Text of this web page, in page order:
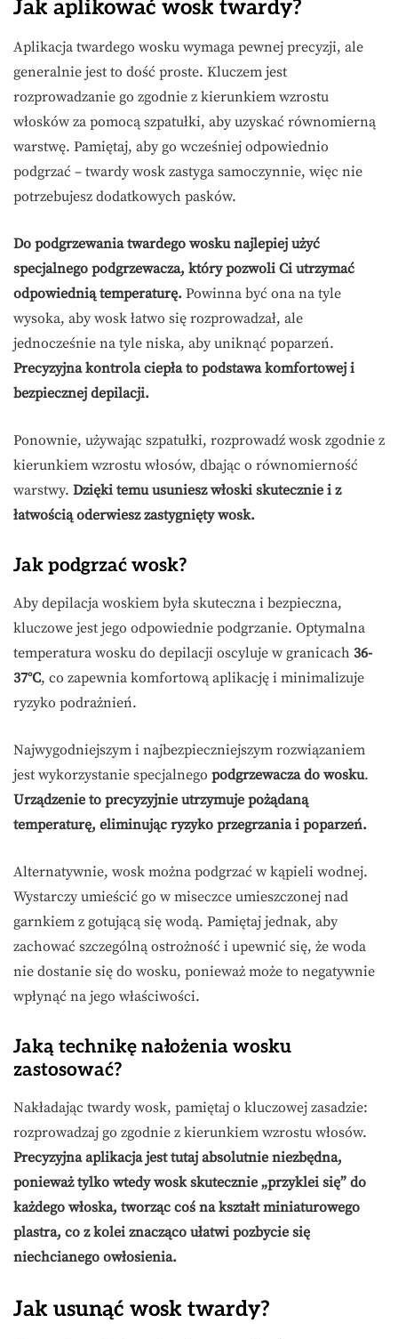
Jak aplikować wosk twardy?
Aplikacja twardego wosku wymaga pewnej precyzji, ale
generalnie jest to dość proste. Kluczem jest
rozprowadzanie go zgodnie z kierunkiem wzrostu
włosków za pomocą szpatułki, aby uzyskać równomierną
warstwę. Pamiętaj, aby go wcześniej odpowiednio
podgrzać – twardy wosk zastyga samoczynnie, więc nie
potrzebujesz dodatkowych pasków.
Do podgrzewania twardego wosku najlepiej użyć
specjalnego podgrzewacza, który pozwoli Ci utrzymać
odpowiednią temperaturę. Powinna być ona na tyle
wysoka, aby wosk łatwo się rozprowadzał, ale
jednocześnie na tyle niska, aby uniknąć poparzeń.
Precyzyjna kontrola ciepła to podstawa komfortowej i
bezpiecznej depilacji.
Ponownie, używając szpatułki, rozprowadź wosk zgodnie z
kierunkiem wzrostu włosów, dbając o równomierność
warstwy. Dzięki temu usuniesz włoski skutecznie i z
łatwością oderwiesz zastygnięty wosk.
Jak podgrzać wosk?
Aby depilacja woskiem była skuteczna i bezpieczna,
kluczowe jest jego odpowiednie podgrzanie. Optymalna
temperatura wosku do depilacji oscyluje w granicach 36-
37°C, co zapewnia komfortową aplikację i minimalizuje
ryzyko podrażnień.
Najwygodniejszym i najbezpieczniejszym rozwiązaniem
jest wykorzystanie specjalnego podgrzewacza do wosku.
Urządzenie to precyzyjnie utrzymuje pożądaną
temperaturę, eliminując ryzyko przegrzania i poparzeń.
Alternatywnie, wosk można podgrzać w kąpieli wodnej.
Wystarczy umieścić go w miseczce umieszczonej nad
garnkiem z gotującą się wodą. Pamiętaj jednak, aby
zachować szczególną ostrożność i upewnić się, że woda
nie dostanie się do wosku, ponieważ może to negatywnie
wpłynąć na jego właściwości.
Jaką technikę nałożenia wosku
zastosować?
Nakładając twardy wosk, pamiętaj o kluczowej zasadzie:
rozprowadzaj go zgodnie z kierunkiem wzrostu włosów.
Precyzyjna aplikacja jest tutaj absolutnie niezbędna,
ponieważ tylko wtedy wosk skutecznie „przyklei się” do
każdego włoska, tworząc coś na kształt miniaturowego
plastra, co z kolei znacząco ułatwi pozbycie się
niechcianego owłosienia.
Jak usunąć wosk twardy?